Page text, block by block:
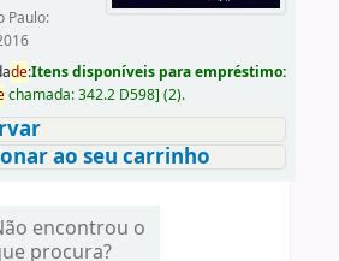
Paulo:
de:Itens disponíveis para empréstimo:
chamada:342.2 D598] (2).
ao seu carrinho
encontrou o
procura?